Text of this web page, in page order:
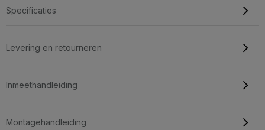
Specificaties
Levering en retourneren
Inmeethandleiding
Montagehandleiding